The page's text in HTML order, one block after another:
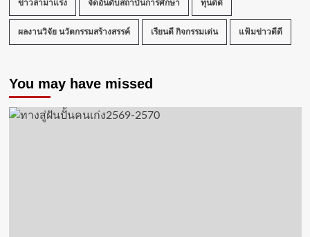
ข่าวล่ามาแรง จัดอันดับสถาบันการศึกษา ทุนดีดี
ผลงานวิจัย นวัตกรรมสร้างสรรค์ เรียนดี กิจกรรมเด่น แฟ้มข่าวดีดี
You may have missed